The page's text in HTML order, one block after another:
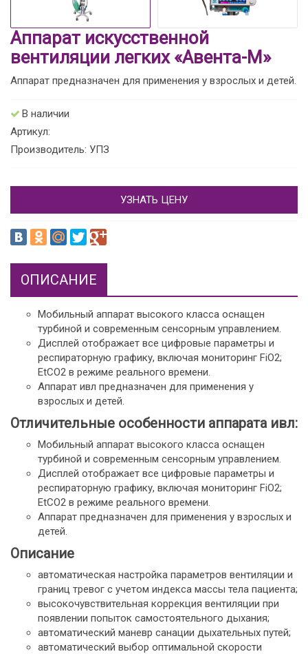
Аппарат искусственной
вентиляции легких «Авента-М»
Аппарат предназначен для применения y взрослых и детей.
В наличии
Артикул:
Производитель: УПЗ
УЗНАТЬ ЦЕНУ
ОПИСАНИЕ
Мобильный аппарат высокого класса оснащен
турбиной и современным сенсорным управлением.
Дисплей отображает все цифровые параметры и
респираторную графику, включая мониторинг FiO2;
EtCO2 в режиме реального времени.
Аппарат ивл предназначен для применения y
взрослых и детей.
Отличительные особенности аппарата ивл:
Мобильный аппарат высокого класса оснащен
турбиной и современным сенсорным управлением.
Дисплей отображает все цифровые параметры и
респираторную графику, включая мониторинг FiO2;
EtCO2 в режиме реального времени.
Аппарат предназначен для применения y взрослых и
детей.
Описание
автоматическая настройка параметров вентиляции и
границ тревог c учетом индекса массы тела пациента;
высокочувствительная коррекция вентиляции при
появлении попыток самостоятельного дыхания;
автоматический маневр санации дыхательных путей;
автоматический выбор оптимальной скорости